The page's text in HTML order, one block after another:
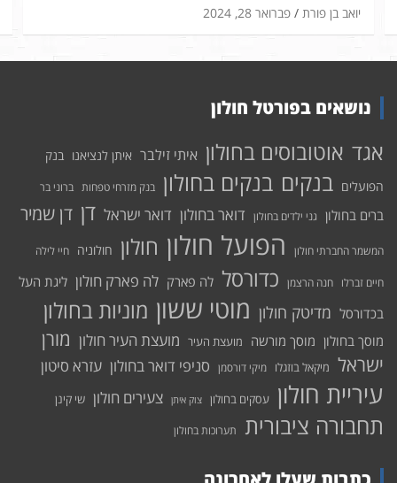
פברואר 28, 2024 יואב בן פורת
נושאים בפורטל חולון
אגד אוטובוסים בחולון איתי זילבר איתן לנציאנו בנק
הפועלים בנקים בנקים בחולון בנק מזרחי טפחות ברוני בר
ברים בחולון גני ילדים בחולון דואר בחולון דואר ישראל דן דן שמיר
המשמר החברתי חולון הפועל חולון חולון חולוניה חיי לילה
חיים זברלו חנה הרצמן כדורסל לה פארק לה פארק חולון ליגת העל
בכדורסל מדיטק חולון מוטי ששון מוניות בחולון
מוסך בחולון מוסך מורשה מועצת העיר מועצת העיר חולון מורן
ישראל מיקאל בוזגלו מיקי דורסמן סניפי דואר בחולון עזרא סיטון
עיריית חולון עסקים בחולון צוק איתן צעירים חולון שי קינן
תחבורה ציבורית תערוכות בחולון